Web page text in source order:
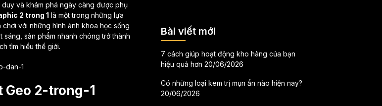
và khám phá ngày càng được phụ
2 trong 1 là một trong những lựa
chơi với những hình ảnh khoa học sống
sản phẩm nhanh chóng trở thành
tìm hiểu thế giới.
Geo 2-trong-1
Bài viết mới
7 cách giúp hoạt động kho hàng của bạn
hiệu quả hơn 20/06/2026
Có những loại kem trị mụn ẩn nào hiện nay?
20/06/2026